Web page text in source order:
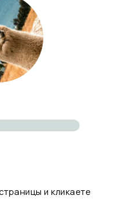
и кликаете